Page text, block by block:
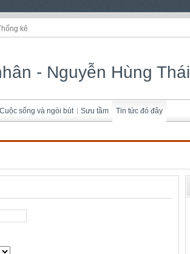
kê
- Nguyễn Hùng Thái
Cuộc sống và ngòi bút Sưu tầm Tin tức đó đây